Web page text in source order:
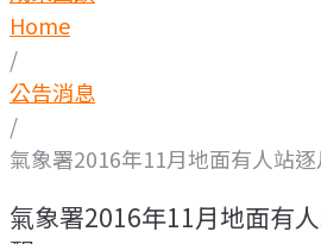
Home
/
公告消息
/
氣象署2016年11月地面有人站
氣象署2016年11月地面有